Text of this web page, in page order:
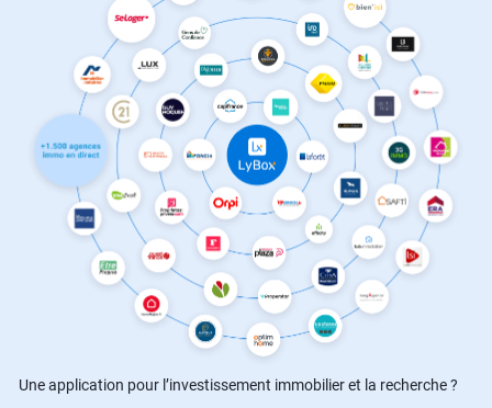
Une application pour l’investissement immobilier et la recherche ?